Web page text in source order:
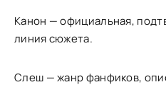
Канон — официальная,
линия сюжета.
Слеш — жанр фанфиков,